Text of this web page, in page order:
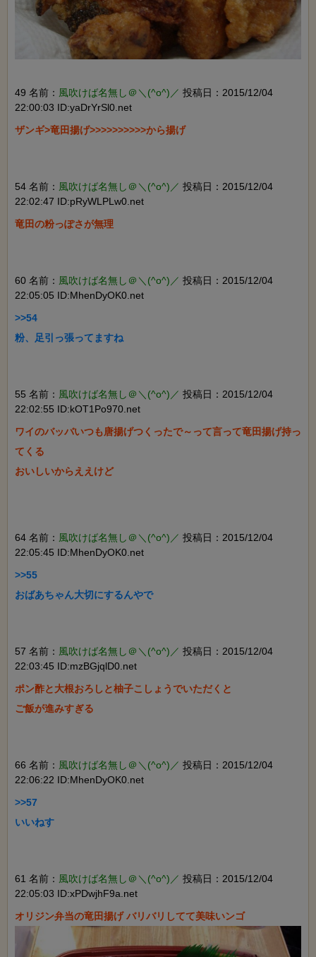
49 名前： 風吹けば名無し＠＼(^o^)／ 投稿日：2015/12/04
22:00:03 ID:yaDrYrSl0.net
ザンギ>竜田揚げ>>>>>>>>>>から揚げ
54 名前： 風吹けば名無し＠＼(^o^)／ 投稿日：2015/12/04
22:02:47 ID:pRyWLPLw0.net
竜田の粉っぽさが無理
60 名前： 風吹けば名無し＠＼(^o^)／ 投稿日：2015/12/04
22:05:05 ID:MhenDyOK0.net
>>54
粉、足引っ張ってますね
55 名前： 風吹けば名無し＠＼(^o^)／ 投稿日：2015/12/04
22:02:55 ID:kOT1Po970.net
ワイのバッバいつも唐揚げつくったで～って言って竜田揚げ持っ
てくる
おいしいからええけど
64 名前： 風吹けば名無し＠＼(^o^)／ 投稿日：2015/12/04
22:05:45 ID:MhenDyOK0.net
>>55
おばあちゃん大切にするんやで
57 名前： 風吹けば名無し＠＼(^o^)／ 投稿日：2015/12/04
22:03:45 ID:mzBGjqlD0.net
ポン酢と大根おろしと柚子こしょうでいただくと
ご飯が進みすぎる
66 名前： 風吹けば名無し＠＼(^o^)／ 投稿日：2015/12/04
22:06:22 ID:MhenDyOK0.net
>>57
いいねす
61 名前： 風吹けば名無し＠＼(^o^)／ 投稿日：2015/12/04
22:05:03 ID:xPDwjhF9a.net